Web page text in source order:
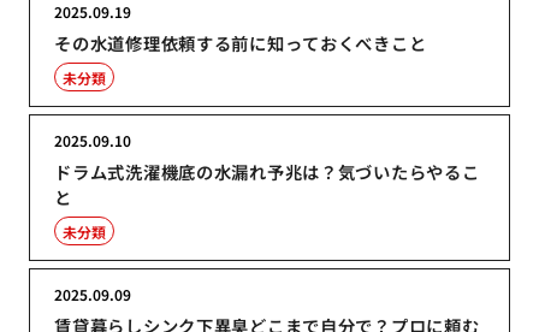
その水道修理依頼する前に知っておくべきこと
2025.09.19
未分類
ドラム式洗濯機底の水漏れ予兆は？気づいたらやるこ
と
2025.09.10
未分類
賃貸暮らしシンク下異臭どこまで自分で？プロに頼む
2025.09.09